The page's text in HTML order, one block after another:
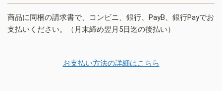
商品に同梱の請求書で、コンビニ、銀行、PayB、銀行Payでお
支払いください。（月末締め翌月5日迄の後払い）
お支払い方法の詳細はこちら